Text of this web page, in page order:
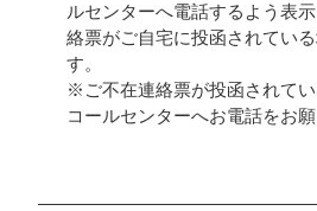
ルセンターへ電話するよう表
絡票がご自宅に投函されてい
す。
※ご不在連絡票が投函されて
コールセンターへお電話をお